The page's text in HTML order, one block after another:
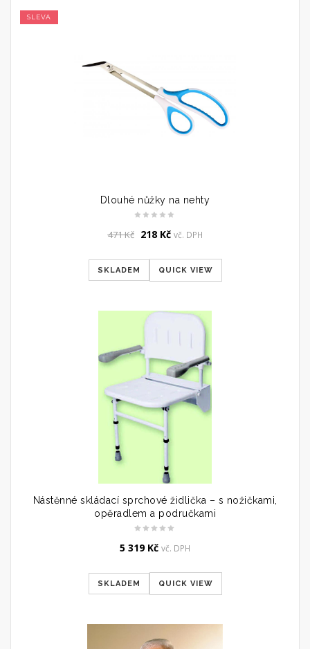
SLEVA
Dlouhé nůžky na nehty
471Kč Original
was:
471 Kč.
218 KčCurrent
is:
218 Kč.
vč. DPH
SKLADEM QUICK VIEW
Nástěnné skládací sprchové židlička – s nožičkami,
opěradlem a područkami
5 319 Kč vč. DPH
SKLADEM QUICK VIEW